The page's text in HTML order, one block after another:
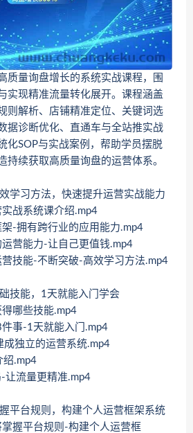
质量询盘增长的系统实战课程，围
实现精准流量转化展开。课程涵盖
则解析、店铺精准定位、关键词选
据诊断优化、直通车与全站推实战
化SOP与实战案例，帮助学员摆脱
持续获取高质量询盘的运营体系。
学习方法，快速提升运营实战能力
战系统课介绍.mp4
架-拥有跨行业的应用能力.mp4
运营能力-让自己更值钱.mp4
营技能-不断突破-高效学习方法.mp4
技能，1天就能入门学会
哪些技能.mp4
事-1天就能入门.mp4
成独立的运营系统.mp4
绍.mp4
-让流量更精准.mp4
平台规则，构建个人运营框架系统
握平台规则-构建个人运营框